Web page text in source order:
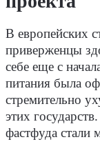
В европейских
приверженцы
себе еще с
питания была
стремительно
этих
фастфуда стали